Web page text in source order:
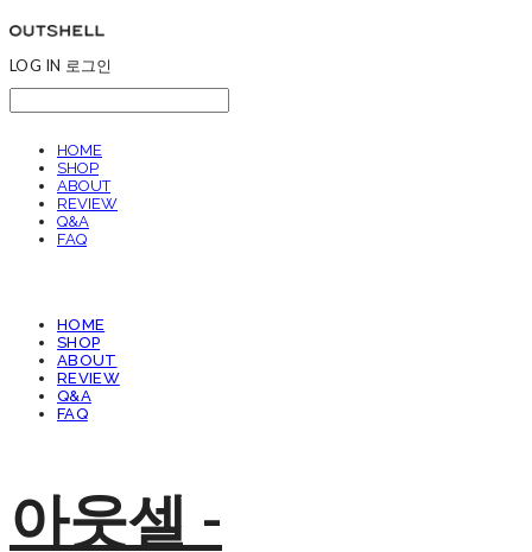
LOG IN 로그인
HOME
SHOP
ABOUT
REVIEW
Q&A
FAQ
HOME
SHOP
ABOUT
REVIEW
Q&A
FAQ
아웃셀 -